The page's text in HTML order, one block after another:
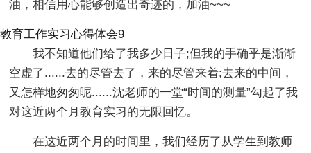
油，相信用心能够创造出奇迹的，加油~~~
教育工作实习心得体会9
我不知道他们给了我多少日子;但我的手确乎是渐渐
空虚了......去的尽管去了，来的尽管来着;去来的中间，
又怎样地匆匆呢......沈老师的一堂“时间的测量”勾起了我
对这近两个月教育实习的无限回忆。
在这近两个月的时间里，我们经历了从学生到教师